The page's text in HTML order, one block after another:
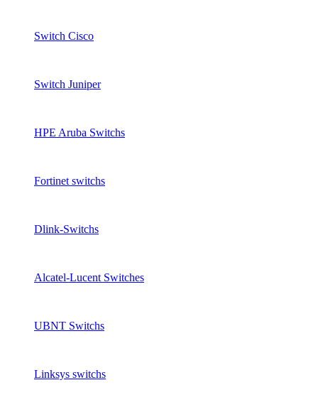
Switch Cisco
Switch Juniper
HPE Aruba Switchs
Fortinet switchs
Dlink-Switchs
Alcatel-Lucent Switches
UBNT Switchs
Linksys switchs